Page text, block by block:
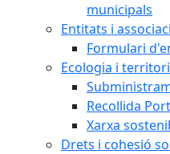
municipals
Entitats i
Formulari
Ecologia i territori
Recollida
Xarxa
Drets i cohesió